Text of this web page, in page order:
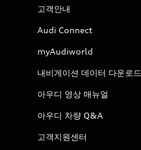
고객안내
Audi Connect
myAudiworld
내비게이션 데이터 다운로드
아우디 영상 매뉴얼
아우디 차량 Q&A
고객지원센터